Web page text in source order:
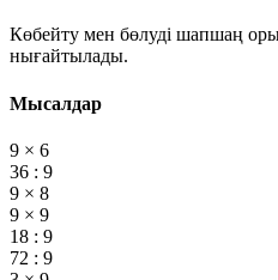
Көбейту мен бөлуді шапшаң
нығайтылады.
Мысалдар
9 × 6
36 : 9
9 × 8
9 × 9
18 : 9
72 : 9